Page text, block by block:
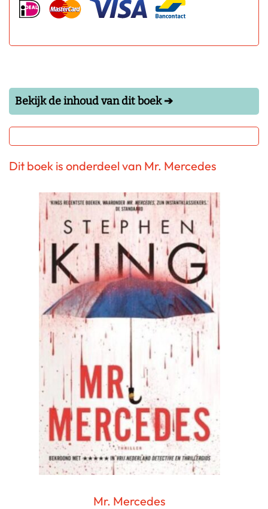
Bekijk de inhoud van dit boek ➔
Dit boek is onderdeel van Mr. Mercedes
Mr. Mercedes